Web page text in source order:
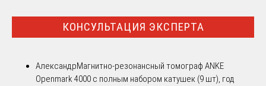
КОНСУЛЬТАЦИЯ ЭКСПЕРТА
АлександрМагнитно-резонансный томограф ANKE
Openmark 4000 с полным набором катушек (9 шт), год